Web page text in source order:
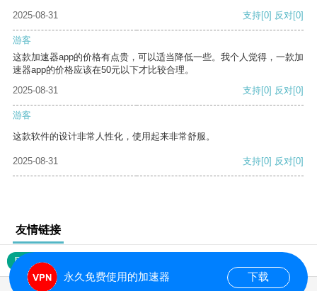
2025-08-31
支持[0] 反对[0]
游客
这款加速器app的价格有点贵，可以适当降低一些。我个人觉得，一款加
速器app的价格应该在50元以下才比较合理。
2025-08-31
支持[0] 反对[0]
游客
这款软件的设计非常人性化，使用起来非常舒服。
2025-08-31 支持[0] 反对[0]
友情链接
网站地图
永久免费使用的加速器 下载